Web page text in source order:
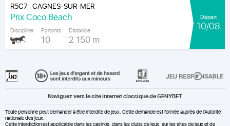
R5C7 |CAGNES-SUR-MER
Prix Coco Beach
Discipline Partants
10
Distance
2 150 m
Départ
10/08
Naviguez vers le site internet classique de GENYBET
Toute personne peut demander à être interdite de jeux. Cette demande est formée auprès de l'Autorité
nationale des jeux.